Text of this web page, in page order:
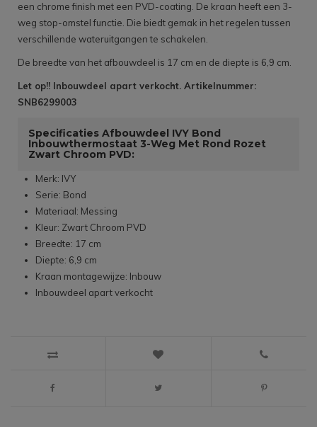
een chrome finish met een PVD-coating. De kraan heeft een 3-
weg stop-omstel functie. Die biedt gemak in het regelen tussen
verschillende wateruitgangen te schakelen.
De breedte van het afbouwdeel is 17 cm en de diepte is 6,9 cm.
Let op!! Inbouwdeel apart verkocht. Artikelnummer:
SNB6299003
Specificaties Afbouwdeel IVY Bond
Inbouwthermostaat 3-Weg Met Rond Rozet
Zwart Chroom PVD:
Merk: IVY
Serie: Bond
Materiaal: Messing
Kleur: Zwart Chroom PVD
Breedte: 17 cm
Diepte: 6,9 cm
Kraan montagewijze: Inbouw
Inbouwdeel apart verkocht